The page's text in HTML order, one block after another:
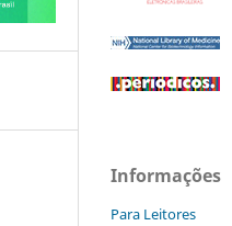
Informações
Para Leitores